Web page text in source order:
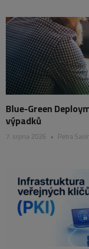
Blue-Green
výpadků
7. srpna 2026 • Petra